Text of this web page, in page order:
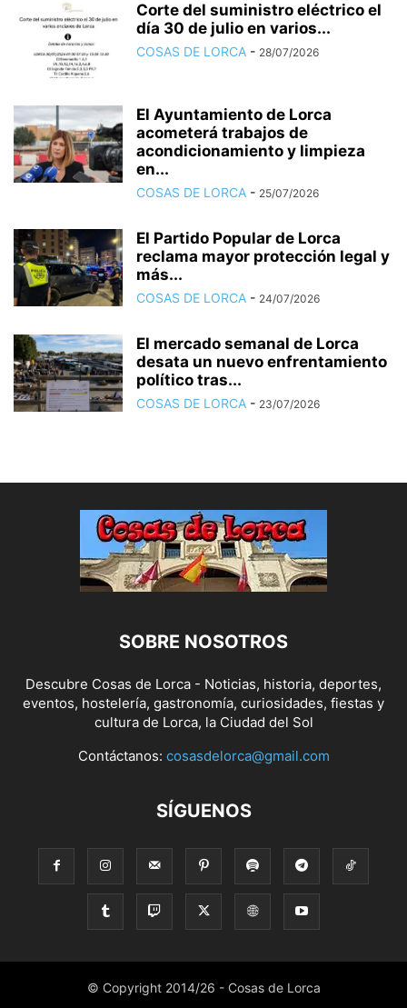
Corte del suministro eléctrico el
día 30 de julio en varios...
COSAS DE LORCA - 28/07/2026
El Ayuntamiento de Lorca
acometerá trabajos de
acondicionamiento y limpieza
en...
COSAS DE LORCA - 25/07/2026
El Partido Popular de Lorca
reclama mayor protección legal y
más...
COSAS DE LORCA - 24/07/2026
El mercado semanal de Lorca
desata un nuevo enfrentamiento
político tras...
COSAS DE LORCA - 23/07/2026
SOBRE NOSOTROS
Descubre Cosas de Lorca - Noticias, historia, deportes,
eventos, hostelería, gastronomía, curiosidades, fiestas y
cultura de Lorca, la Ciudad del Sol
Contáctanos: cosasdelorca@gmail.com
SÍGUENOS
© Copyright 2014/26 - Cosas de Lorca